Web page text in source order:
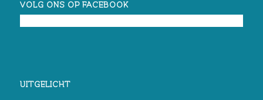
VOLG ONS OP FACEBOOK
UITGELICHT